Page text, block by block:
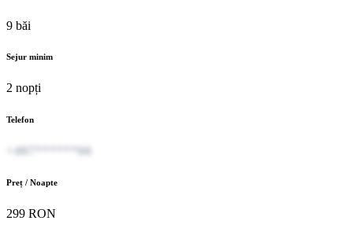
9 băi
Sejur minim
2 nopți
Telefon
+407******66
Preț / Noapte
299 RON